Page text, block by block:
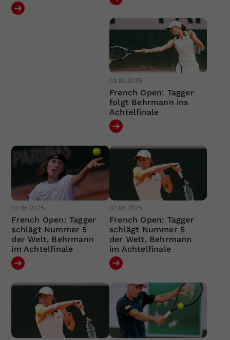
03.06.2025
French Open: Tagger
folgt Behrmann ins
Achtelfinale
02.06.2025
French Open: Tagger
schlägt Nummer 5
der Welt, Behrmann
im Achtelfinale
02.06.2025
French Open: Tagger
schlägt Nummer 5
der Welt, Behrmann
im Achtelfinale